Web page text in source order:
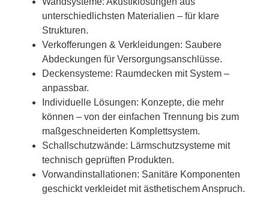
unterschiedlichsten Materialien – für klare
Strukturen.
Verkofferungen & Verkleidungen: Saubere
Abdeckungen für Versorgungsanschlüsse.
Deckensysteme: Raumdecken mit System –
anpassbar.
Individuelle Lösungen: Konzepte, die mehr
können – von der einfachen Trennung bis zum
maßgeschneiderten Komplettsystem.
Schallschutzwände: Lärmschutzsysteme mit
technisch geprüften Produkten.
Vorwandinstallationen: Sanitäre Komponenten
geschickt verkleidet mit ästhetischem Anspruch.